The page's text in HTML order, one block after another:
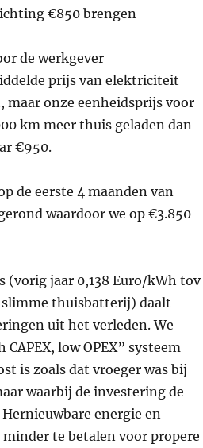
€850 brengen
de werkgever
prijs van elektriciteit
onze eenheidsprijs voor
km meer thuis geladen dan
€950.
de eerste 4 maanden van
waardoor we op €3.850
jaar 0,138 Euro/kWh tov
thuisbatterij) daalt
uit het verleden. We
low OPEX” systeem
is zoals dat vroeger was bij
waarbij de investering de
energie en
te betalen voor propere